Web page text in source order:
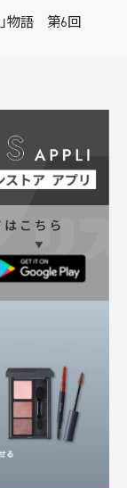
物語 第6回